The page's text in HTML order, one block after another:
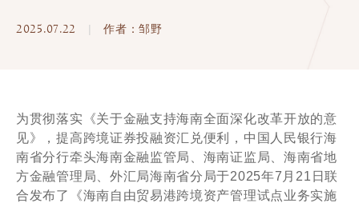
2025.07.22 | 作者：邹野
为贯彻落实《关于金融支持海南全面深化改革开放的意
见》，提高跨境证券投融资汇兑便利，中国人民银行海
南省分行牵头海南金融监管局、海南证监局、海南省地
方金融管理局、外汇局海南省分局于2025年7月21日联
合发布了《海南自由贸易港跨境资产管理试点业务实施